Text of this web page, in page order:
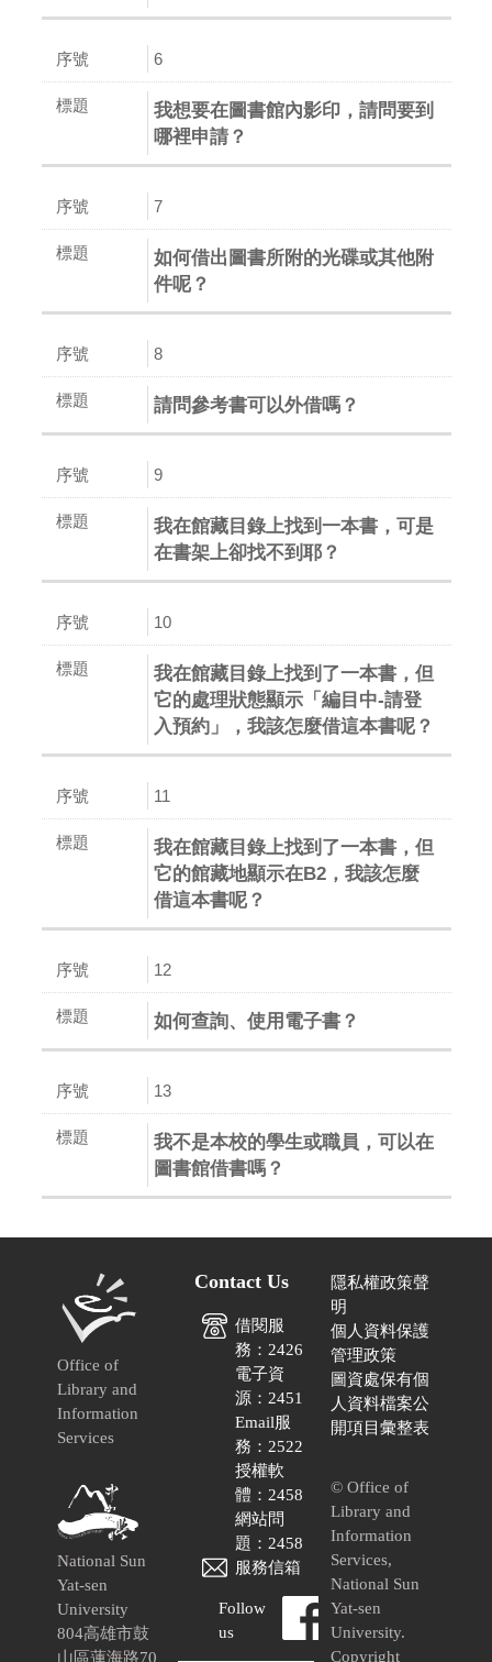
6
我想要在圖書館內影印，請問要到
哪裡申請？
7
如何借出圖書所附的光碟或其他附
件呢？
8
請問參考書可以外借嗎？
9
我在館藏目錄上找到一本書，可是
在書架上卻找不到耶？
10
我在館藏目錄上找到了一本書，但
它的處理狀態顯示「編目中-請登
入預約」，我該怎麼借這本書呢？
11
我在館藏目錄上找到了一本書，但
它的館藏地顯示在B2，我該怎麼
借這本書呢？
12
如何查詢、使用電子書？
13
我不是本校的學生或職員，可以在
圖書館借書嗎？
Office of
Library and
Information
Services
National Sun
Yat-sen
University
804高雄市鼓
山區蓮海路70
Contact Us
借閱服
務：2426
電子資
源：2451
Email服
務：2522
授權軟
體：2458
網站問
題：2458
服務信箱
Follow
us
隱私權政策聲
明
個人資料保護
管理政策
圖資處保有個
人資料檔案公
開項目彙整表
© Office of
Library and
Information
Services,
National Sun
Yat-sen
University.
Copyright